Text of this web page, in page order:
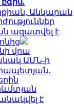
Անկարան
ազատվել է
վրա
ԱՄՆ-ի
է